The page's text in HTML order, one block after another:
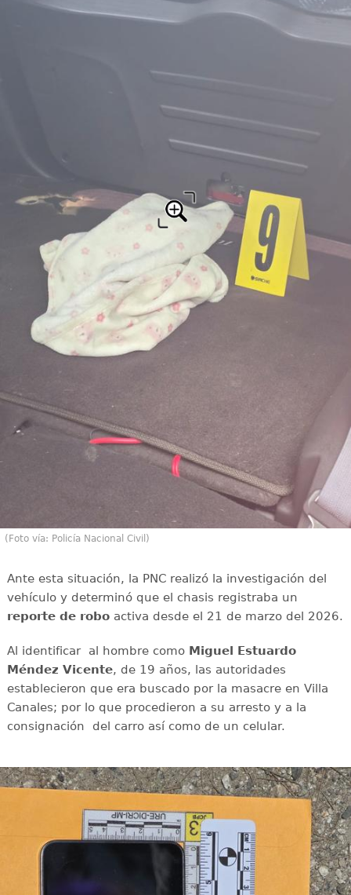
(Foto vía: Policía Nacional Civil)
Ante esta situación, la PNC realizó la investigación del
vehículo y determinó que el chasis registraba un
reporte de roboactiva desde el 21 de marzo del 2026.
Al identificar al hombre como Miguel Estuardo
Méndez Vicente, de 19 años, las autoridades
establecieron que era buscado por la masacre en Villa
Canales; por lo que procedieron a su arresto y a la
consignación del carro así como de un celular.